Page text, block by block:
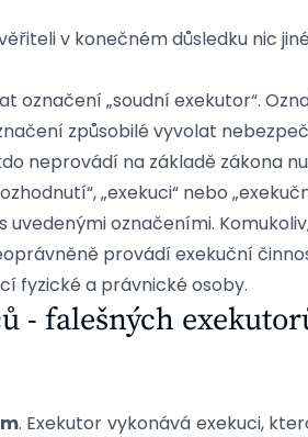
v konečném důsledku nic
označení „soudní exekutor“.
způsobilé vyvolat
neprovádí na základě zákona
„exekuci“ nebo
označeními.
provádí exekuční
fyzické a právnické osoby.
- falešných
. Exekutor vykonává exekuci,